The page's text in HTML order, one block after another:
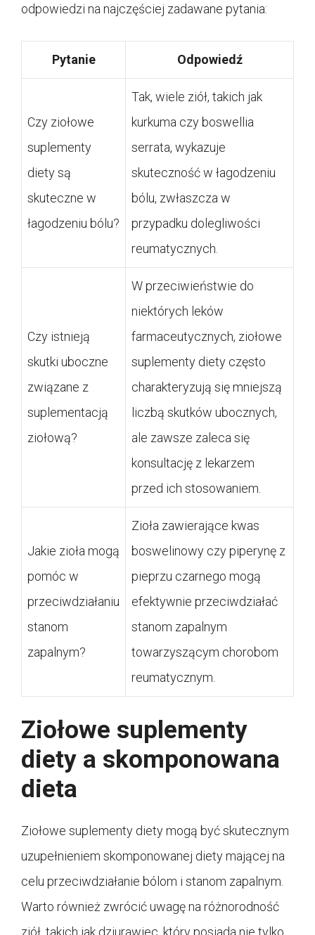
odpowiedzi na najczęściej zadawane pytania:
Pytanie Odpowiedź
Czy ziołowe
suplementy
diety są
skuteczne w
łagodzeniu bólu?
Tak, wiele ziół, takich jak
kurkuma czy boswellia
serrata, wykazuje
skuteczność w łagodzeniu
bólu, zwłaszcza w
przypadku dolegliwości
reumatycznych.
Czy istnieją
skutki uboczne
związane z
suplementacją
ziołową?
W przeciwieństwie do
niektórych leków
farmaceutycznych, ziołowe
suplementy diety często
charakteryzują się mniejszą
liczbą skutków ubocznych,
ale zawsze zaleca się
konsultację z lekarzem
przed ich stosowaniem.
Jakie zioła mogą
pomóc w
przeciwdziałaniu
stanom
zapalnym?
Zioła zawierające kwas
boswelinowy czy piperynę z
pieprzu czarnego mogą
efektywnie przeciwdziałać
stanom zapalnym
towarzyszącym chorobom
reumatycznym.
Ziołowe suplementy
diety a skomponowana
dieta
Ziołowe suplementy diety mogą być skutecznym
uzupełnieniem skomponowanej diety mającej na
celu przeciwdziałanie bólom i stanom zapalnym.
Warto również zwrócić uwagę na różnorodność
ziół, takich jak dziurawiec, który posiada nie tylko